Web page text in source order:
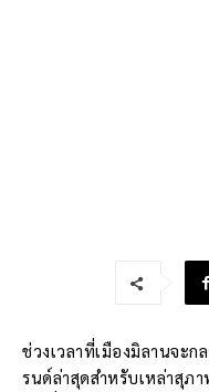
ช่วงเวลาที่เมืองมิลานจะ
รนด์ล่าสุดสำหรับเหล่าสุภ